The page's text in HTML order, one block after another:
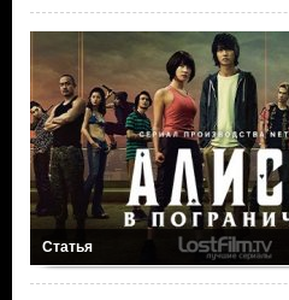
Статья